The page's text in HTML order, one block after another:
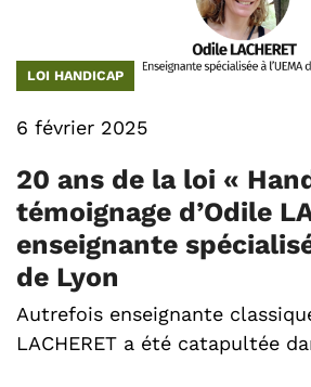
LOI HANDICAP
6 février 2025
20 ans de la loi «
témoignage d’Odile
enseignante
de Lyon
Autrefois enseignante
LACHERET a été catapultée